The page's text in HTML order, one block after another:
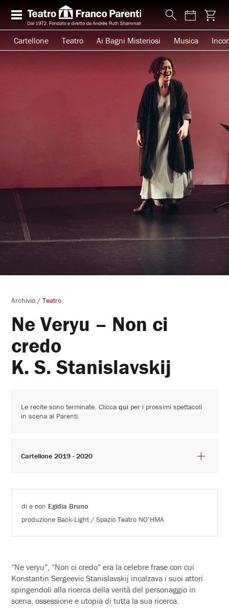
Cartellone Teatro Ai Bagni Misteriosi Musica
Archivio /Teatro
Ne Veryu – Non ci
credo
K. S. Stanislavskij
di e con Egidia Bruno
produzione Back-Light / Spazio Teatro NO’HMA
“Ne veryu”, “Non ci credo” era la celebre frase con cui
Konstantin Sergeevic Stanislavskij incalzava i suoi attori
spingendoli alla ricerca della verità del personaggio in
scena, ossessione e utopia di tutta la sua ricerca.
Le recite sono terminate. Cliccaqui per i prossimi spettacoli
in scena al Parenti.
Cartellone 2019 - 2020